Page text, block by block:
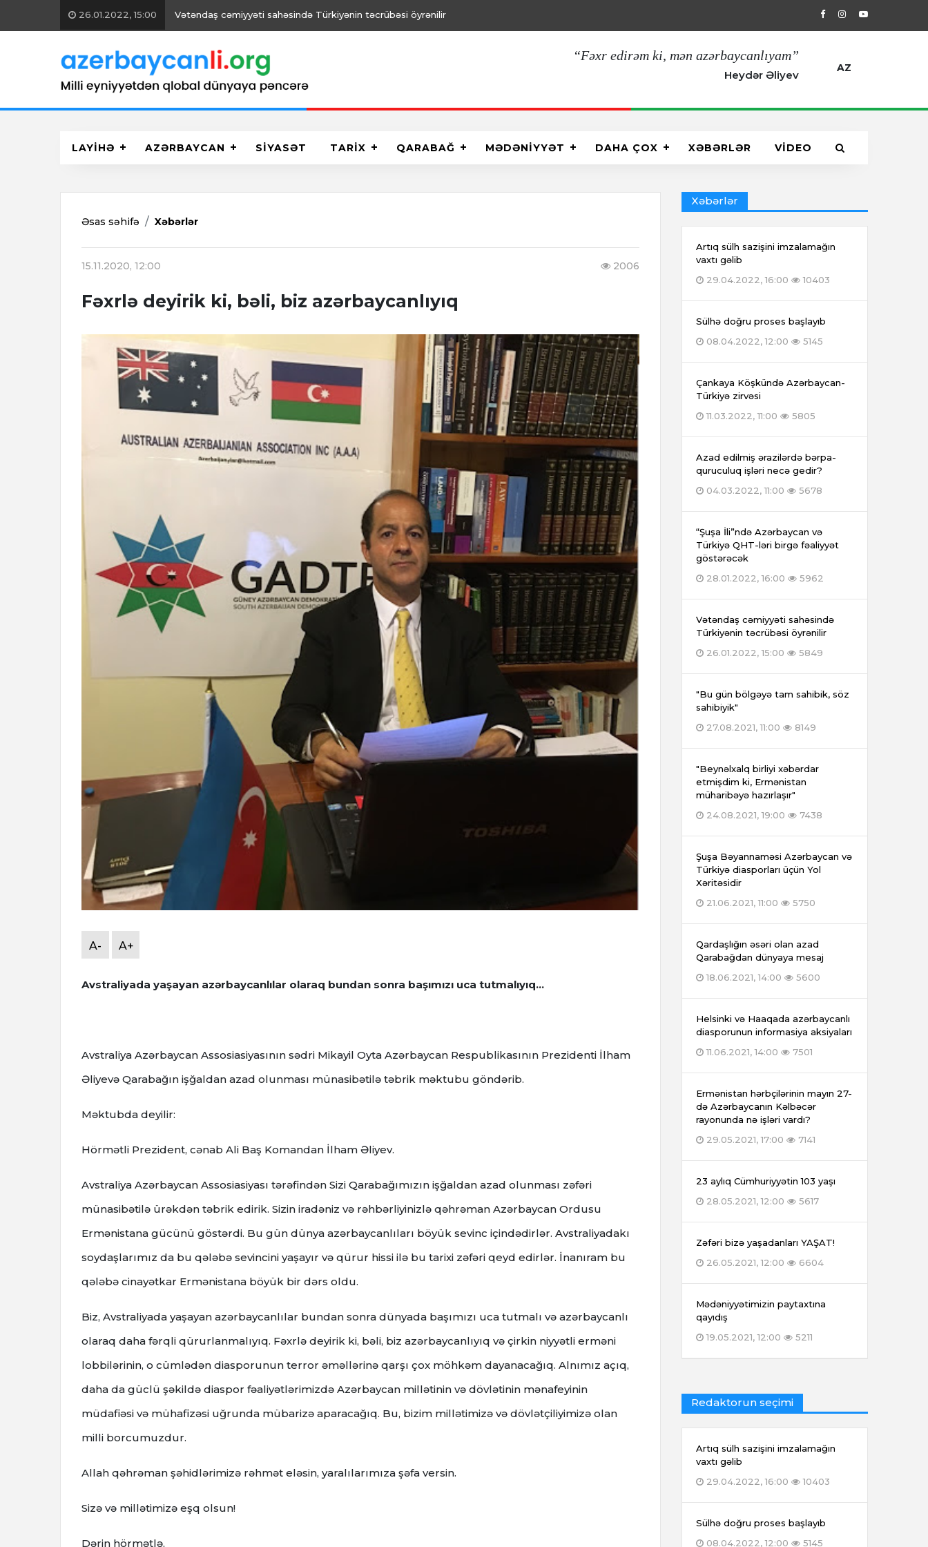
26.01.2022, 15:00 Vətəndaş cəmiyyəti sahəsində Türkiyənin təcrübəsi öyrənilir 29.04.2022, 16:00 Artıq sülh
“Fəxr edirəm ki, mən azərbaycanlıyam”
Heydər Əliyev
AZ
LAYİHƏ AZƏRBAYCAN SİYASƏT TARİX QARABAĞ MƏDƏNİYYƏT DAHA ÇOX XƏBƏRLƏR VİDEO
Əsas səhifə Xəbərlər
15.11.2020, 12:00 2006
Fəxrlə deyirik ki, bəli, biz azərbaycanlıyıq
A- A+
Avstraliyada yaşayan azərbaycanlılar olaraq bundan sonra başımızı uca tutmalıyıq...
Avstraliya Azərbaycan Assosiasiyasının sədri Mikayil Oyta Azərbaycan Respublikasının Prezidenti İlham
Əliyevə Qarabağın işğaldan azad olunması münasibətilə təbrik məktubu göndərib.
Məktubda deyilir:
Hörmətli Prezident, cənab Ali Baş Komandan İlham Əliyev.
Avstraliya Azərbaycan Assosiasiyası tərəfindən Sizi Qarabağımızın işğaldan azad olunması zəfəri
münasibətilə ürəkdən təbrik edirik. Sizin iradəniz və rəhbərliyinizlə qəhrəman Azərbaycan Ordusu
Ermənistana gücünü göstərdi. Bu gün dünya azərbaycanlıları böyük sevinc içindədirlər. Avstraliyadakı
soydaşlarımız da bu qələbə sevincini yaşayır və qürur hissi ilə bu tarixi zəfəri qeyd edirlər. İnanıram bu
qələbə cinayətkar Ermənistana böyük bir dərs oldu.
Biz, Avstraliyada yaşayan azərbaycanlılar bundan sonra dünyada başımızı uca tutmalı və azərbaycanlı
olaraq daha fərqli qürurlanmalıyıq. Fəxrlə deyirik ki, bəli, biz azərbaycanlıyıq və çirkin niyyətli erməni
lobbilərinin, o cümlədən diasporunun terror əməllərinə qarşı çox möhkəm dayanacağıq. Alnımız açıq,
daha da güclü şəkildə diaspor fəaliyətlərimizdə Azərbaycan millətinin və dövlətinin mənafeyinin
müdafiəsi və mühafizəsi uğrunda mübarizə aparacağıq. Bu, bizim millətimizə və dövlətçiliyimizə olan
milli borcumuzdur.
Allah qəhrəman şəhidlərimizə rəhmət eləsin, yaralılarımıza şəfa versin.
Sizə və millətimizə eşq olsun!
Dərin hörmətlə,
Xəbərlər
Artıq sülh sazişini imzalamağın
vaxtı gəlib
29.04.2022, 16:00
10403
Sülhə doğru proses başlayıb
08.04.2022, 12:00
5145
Çankaya Köşkündə Azərbaycan-
Türkiyə zirvəsi
11.03.2022, 11:00
5805
Azad edilmiş ərazilərdə bərpa-
quruculuq işləri necə gedir?
04.03.2022, 11:00
5678
“Şuşa İli”ndə Azərbaycan və
Türkiyə QHT-ləri birgə fəaliyyət
göstərəcək
28.01.2022, 16:00
5962
Vətəndaş cəmiyyəti sahəsində
Türkiyənin təcrübəsi öyrənilir
26.01.2022, 15:00
5849
"Bu gün bölgəyə tam sahibik, söz
sahibiyik"
27.08.2021, 11:00
8149
"Beynəlxalq birliyi xəbərdar
etmişdim ki, Ermənistan
müharibəyə hazırlaşır"
24.08.2021, 19:00
7438
Şuşa Bəyannaməsi Azərbaycan və
Türkiyə diasporları üçün Yol
Xəritəsidir
21.06.2021, 11:00
5750
Qardaşlığın əsəri olan azad
Qarabağdan dünyaya mesaj
18.06.2021, 14:00
5600
Helsinki və Haaqada azərbaycanlı
diasporunun informasiya aksiyaları
11.06.2021, 14:00
7501
Ermənistan hərbçilərinin mayın 27-
də Azərbaycanın Kəlbəcər
rayonunda nə işləri vardı?
29.05.2021, 17:00
7141
23 aylıq Cümhuriyyətin 103 yaşı
28.05.2021, 12:00
5617
Zəfəri bizə yaşadanları YAŞAT!
26.05.2021, 12:00
6604
Mədəniyyətimizin paytaxtına
qayıdış
19.05.2021, 12:00
5211
Redaktorun seçimi
Artıq sülh sazişini imzalamağın
vaxtı gəlib
29.04.2022, 16:00
10403
Sülhə doğru proses başlayıb
08.04.2022, 12:00
5145